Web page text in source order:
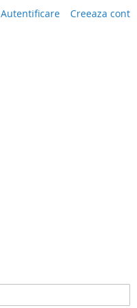
Autentificare Creeaza cont